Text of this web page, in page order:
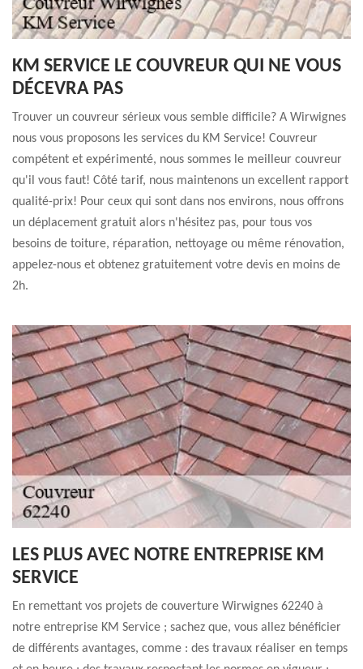
KM SERVICE LE COUVREUR QUI NE VOUS
DÉCEVRA PAS
Trouver un couvreur sérieux vous semble difficile? A Wirwignes
nous vous proposons les services du KM Service! Couvreur
compétent et expérimenté, nous sommes le meilleur couvreur
qu'il vous faut! Côté tarif, nous maintenons un excellent rapport
qualité-prix! Pour ceux qui sont dans nos environs, nous offrons
un déplacement gratuit alors n'hésitez pas, pour tous vos
besoins de toiture, réparation, nettoyage ou même rénovation,
appelez-nous et obtenez gratuitement votre devis en moins de
2h.
LES PLUS AVEC NOTRE ENTREPRISE KM
SERVICE
En remettant vos projets de couverture Wirwignes 62240 à
notre entreprise KM Service ; sachez que, vous allez bénéficier
de différents avantages, comme : des travaux réaliser en temps